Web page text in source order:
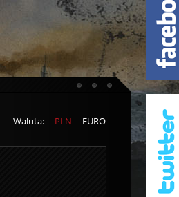
Waluta: PLN EURO